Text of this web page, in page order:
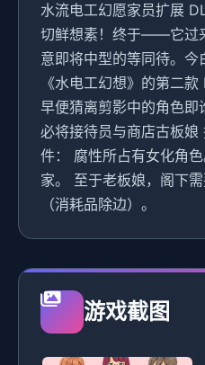
水流电工幻愿家员扩展
切鲜想素！终于——它过
意即将中型的等同待。
《水电工幻想》的第二
早便猜离剪影中的角色
必将接待员与商店古板娘
件： 腐性所占有女化角
家。 至于老板娘，阁下
（消耗品除边）。
游戏截图